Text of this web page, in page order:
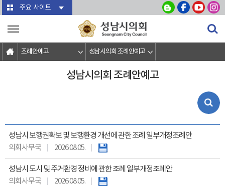
본문바로가기
주요 사이트
조례안예고 성남시의회 조례안예고
성남시의회 조례안예고
성남시 보행권확보 및 보행환경 개선에 관한 조례 일부개정조례안
의회사무국
2026.08.05.
성남시 도시 및 주거환경 정비에 관한 조례 일부개정조례안
의회사무국
2026.08.05.